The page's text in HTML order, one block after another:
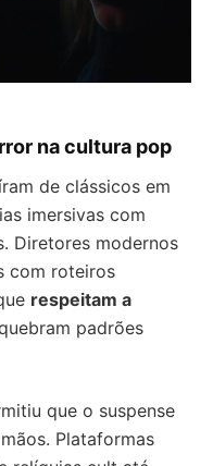
na cultura pop
de clássicos em
imersivas com
Diretores modernos
com roteiros
respeitam a
padrões
que o suspense
Plataformas